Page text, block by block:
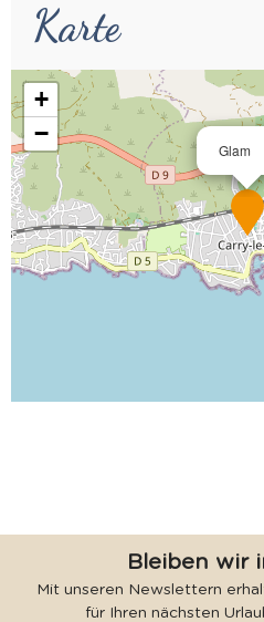
Karte
Glam
+
−
Bleiben wir
Mit unseren Newslettern
für Ihren nächsten